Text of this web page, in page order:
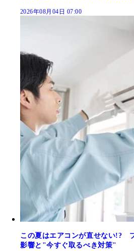
2026年08月04日 07:00
この夏はエアコンが直せない!?
影響と"今すぐ取るべき対策"